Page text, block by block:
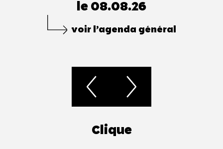
le 08.08.26
voir l’agenda général
Clique